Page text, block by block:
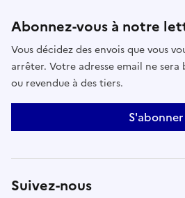
Abonnez-vous à notre
Vous décidez des envois que vous
arrêter. Votre adresse email ne sera
ou revendue à des tiers.
S'abonner
Suivez-nous